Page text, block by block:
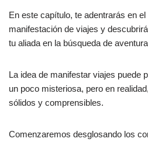
En este capítulo, te adentrarás en
manifestación de viajes y
tu aliada en la búsqueda de
La idea de manifestar viajes puede
un poco misteriosa, pero en
sólidos y comprensibles.
Comenzaremos desglosando los